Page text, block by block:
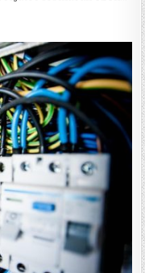
DE JÓL FIZETŐ ÁLLÁSOK